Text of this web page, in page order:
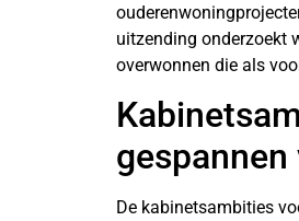
uitzending onderzoekt
overwonnen die als
gespannen
De kabinetsambities